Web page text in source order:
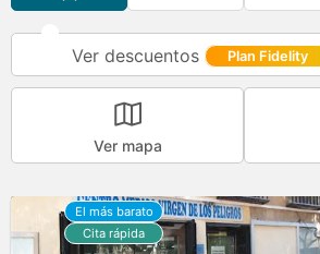
Ver descuentos Plan Fidelity
Ver mapa